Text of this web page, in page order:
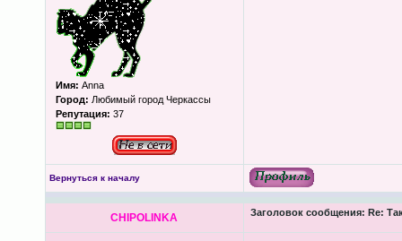
Имя: Anna
Город: Любимый город Черкассы
Репутация: 37
Вернуться к началу
CHIPOLINKA Заголовок сообщения: Re: